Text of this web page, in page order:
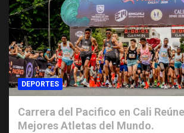
DEPORTES
Carrera del Pacifico en Cali
Mejores Atletas del Mundo.